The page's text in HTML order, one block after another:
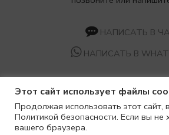
НАПИСАТЬ В
НАПИСАТЬ В
© 2021Richi
Этот сайт использует файлы
Продолжая использовать этот сайт,
Политикой безопасности. Если вы
вашего браузера.